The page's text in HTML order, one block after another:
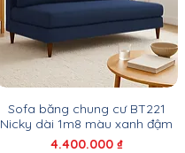
Sofa băng chung cư BT221
Nicky dài 1m8 màu xanh đậm
Giá
4.400.000 ₫